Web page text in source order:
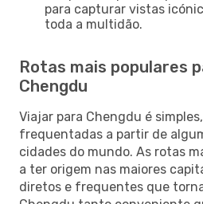
para capturar vistas
toda a multidão.
Rotas mais populares
Chengdu
Viajar para Chengdu é
frequentadas a partir de
cidades do mundo. As rotas
a ter origem nas maiores
diretos e frequentes que